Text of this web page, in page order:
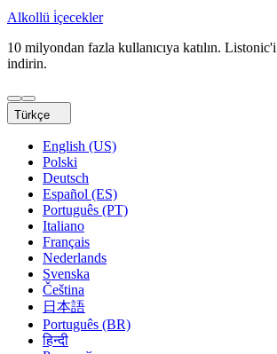
Alkollü i̇çecekler
10 milyondan fazla kullanıcıya katılın.
indirin.
Türkçe
English (US)
Polski
Deutsch
Español (ES)
Português (PT)
Italiano
Français
Nederlands
Svenska
Čeština
日本語
Português (BR)
हिन्दी